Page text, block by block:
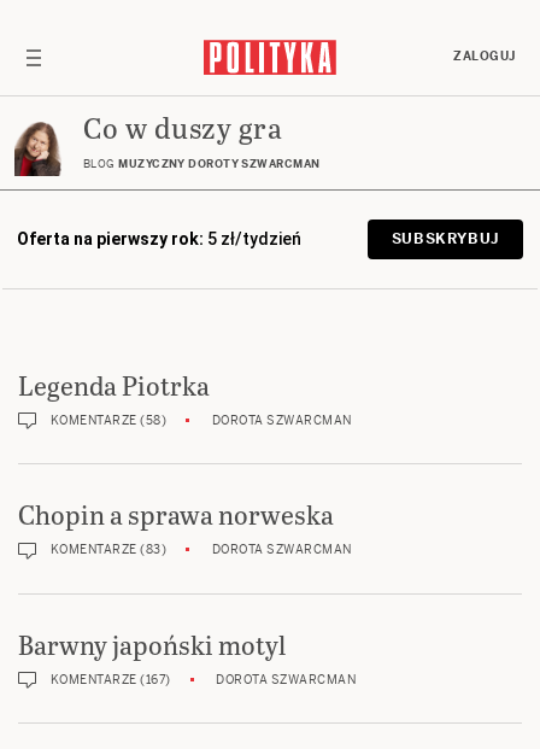
ZALOGUJ
Co w duszy gra
BLOG MUZYCZNY DOROTY SZWARCMAN
Oferta na pierwszy rok: 5 zł/tydzień SUBSKRYBUJ
Legenda Piotrka
KOMENTARZE (58) DOROTA SZWARCMAN
Chopin a sprawa norweska
KOMENTARZE (83) DOROTA SZWARCMAN
Barwny japoński motyl
KOMENTARZE (167) DOROTA SZWARCMAN